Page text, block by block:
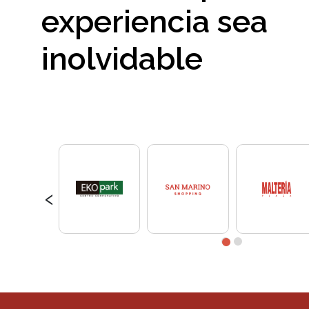
experiencia sea
inolvidable
‹